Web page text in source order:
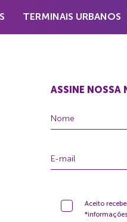
TERMINAIS URBANOS
ASSINE NOSSA
Aceito